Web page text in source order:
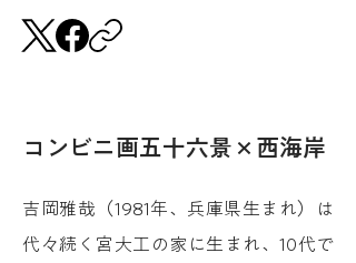
コンビニ画五十六景×西海岸
吉岡雅哉（1981年、兵庫県生まれ）は
代々続く宮大工の家に生まれ、10代で